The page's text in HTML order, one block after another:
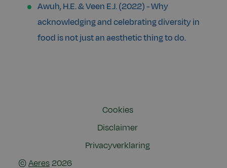
Awuh, H.E. & Veen E.J. (2022) - Why
acknowledging and celebrating diversity in
food is not just an aesthetic thing to do.
©Aeres2026
Cookies
Disclaimer
Privacyverklaring